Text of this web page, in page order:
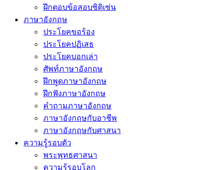
ฝึกตอบข้อสอบซิติเซ่น
ภาษาอังกฤษ
ประโยคขอร้อง
ประโยคปฏิเสธ
ประโยคบอกเล่า
ศัพท์ภาษาอังกฤษ
ฝึกพูดภาษาอังกฤษ
ฝึกฟังภาษาอังกฤษ
คำถามภาษาอังกฤษ
ภาษาอังกฤษกับอาชีพ
ภาษาอังกฤษกับศาสนา
ความรู้รอบตัว
พระพุทธศาสนา
ความรู้รอบโลก